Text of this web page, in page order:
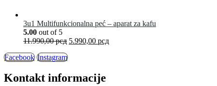
3u1 Multifunkcionalna peć – aparat za kafu
5.00 out of 5
11.990,00рсд 5.990,00 рсд
Facebook Instagram
Kontakt informacije